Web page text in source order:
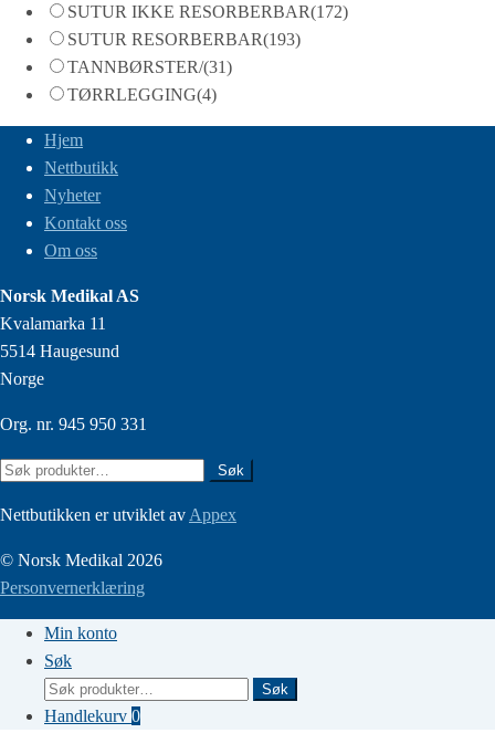
SUTUR IKKE RESORBERBAR(172)
SUTUR RESORBERBAR(193)
TANNBØRSTER/(31)
TØRRLEGGING(4)
Hjem
Nettbutikk
Nyheter
Kontakt oss
Om oss
Norsk Medikal AS
Kvalamarka 11
5514 Haugesund
Norge
Org. nr. 945 950 331
Søk
Søk
Nettbutikken er utviklet av Appex
© Norsk Medikal 2026
Personvernerklæring
Min konto
Søk
Søk
etter:
Søk
Handlekurv 0